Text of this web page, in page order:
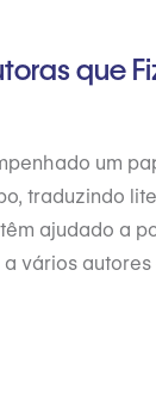
que
um
traduzindo
ajudado a
vários